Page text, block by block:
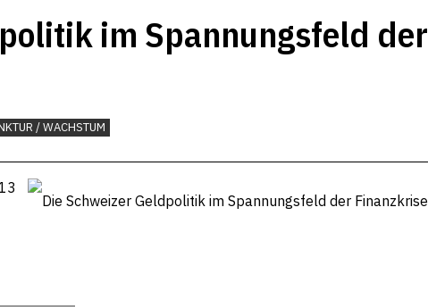
im Spannungsfeld der
/ WACHSTUM